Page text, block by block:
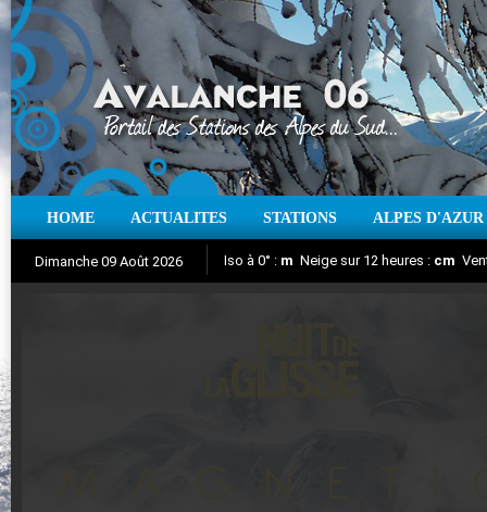
HOME ACTUALITES STATIONS ALPES D'AZUR
Dimanche 09 Août 2026 Iso à 0° : m Neige sur 12 heures : cm